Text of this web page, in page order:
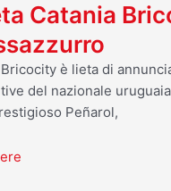
Catania
Bricocity è lieta di
del nazionale
Peñarol,